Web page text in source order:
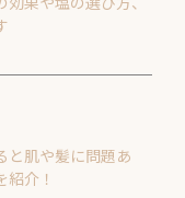
と肌や髪に問題あ
介！